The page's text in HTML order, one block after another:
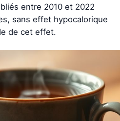
entre 2010 et 2022
sans effet hypocalorique
de cet effet.